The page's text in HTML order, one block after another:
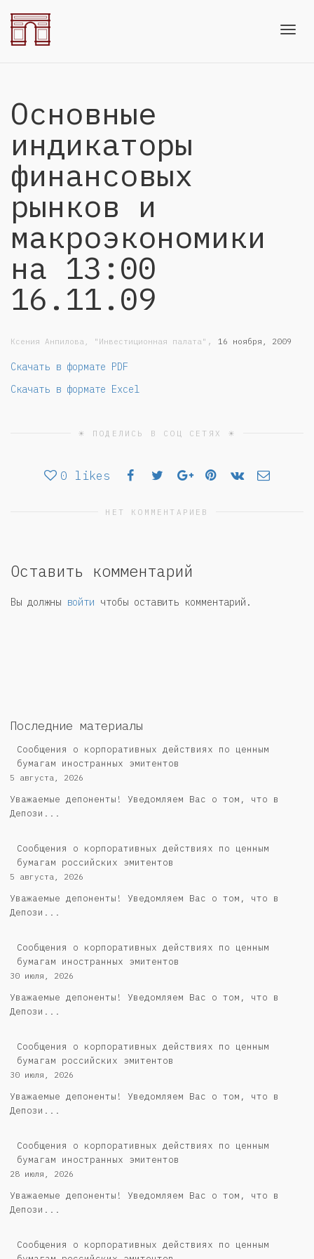
Основные
индикаторы
финансовых
рынков и
макроэкономики
на 13:00
16.11.09
Ксения Анпилова, "Инвестиционная палата" , 16 ноября, 2009
Скачать в формате PDF
Скачать в формате Excel
☀ ПОДЕЛИСЬ В СОЦ СЕТЯХ ☀
0 likes
НЕТ КОММЕНТАРИЕВ
Оставить комментарий
Вы должны войти чтобы оставить комментарий.
Последние материалы
Сообщения о корпоративных действиях по ценным
бумагам иностранных эмитентов
5 августа, 2026
Уважаемые депоненты! Уведомляем Вас о том, что в
Депози...
Cообщения о корпоративных действиях по ценным
бумагам российских эмитентов
5 августа, 2026
Уважаемые депоненты! Уведомляем Вас о том, что в
Депози...
Сообщения о корпоративных действиях по ценным
бумагам иностранных эмитентов
30 июля, 2026
Уважаемые депоненты! Уведомляем Вас о том, что в
Депози...
Cообщения о корпоративных действиях по ценным
бумагам российских эмитентов
30 июля, 2026
Уважаемые депоненты! Уведомляем Вас о том, что в
Депози...
Сообщения о корпоративных действиях по ценным
бумагам иностранных эмитентов
28 июля, 2026
Уважаемые депоненты! Уведомляем Вас о том, что в
Депози...
Cообщения о корпоративных действиях по ценным